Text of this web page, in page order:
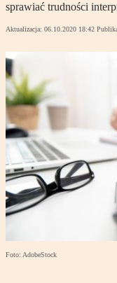
sprawiać trudności
Aktualizacja: 06.10.2020 18:42
Foto: AdobeStock